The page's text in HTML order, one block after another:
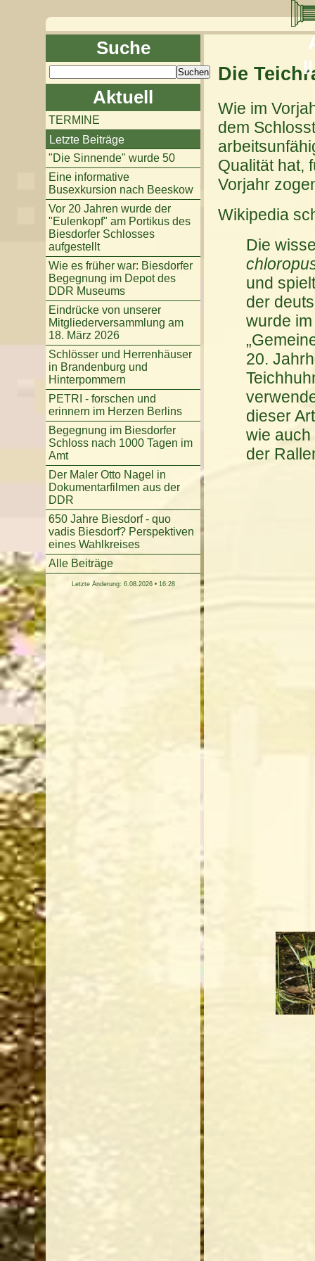
ll
Die
Wie im
dem
Qualität hat,
Vorjahr
Wikipedia
Die
und
der
wurde
20.
dieser
wie
der
Suche
Aktuell
TERMINE
Letzte Beiträge
"Die Sinnende" wurde 50
Eine informative
Busexkursion nach Beeskow
Vor 20 Jahren wurde der
"Eulenkopf" am Portikus des
Biesdorfer Schlosses
aufgestellt
Wie es früher war: Biesdorfer
Begegnung im Depot des
DDR Museums
Eindrücke von unserer
Mitgliederversammlung am
18. März 2026
Schlösser und Herrenhäuser
in Brandenburg und
Hinterpommern
PETRI - forschen und
erinnern im Herzen Berlins
Begegnung im Biesdorfer
Schloss nach 1000 Tagen im
Amt
Der Maler Otto Nagel in
Dokumentarfilmen aus der
DDR
650 Jahre Biesdorf - quo
vadis Biesdorf? Perspektiven
eines Wahlkreises
Alle Beiträge
Letzte Änderung: 6.08.2026 • 16:28